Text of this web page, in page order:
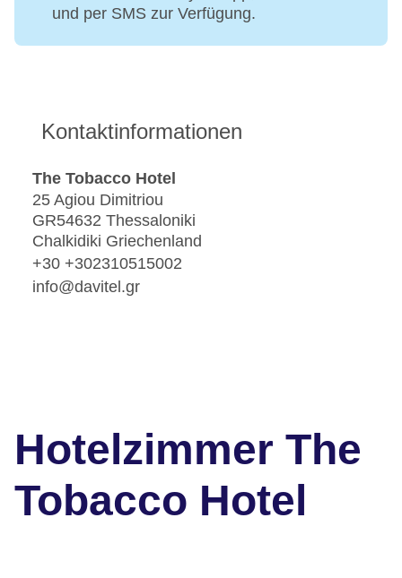
und per SMS zur Verfügung.
Kontaktinformationen
The Tobacco Hotel
25 Agiou Dimitriou
GR54632 Thessaloniki
Chalkidiki Griechenland
+30 +302310515002
info@davitel.gr
Hotelzimmer The
Tobacco Hotel